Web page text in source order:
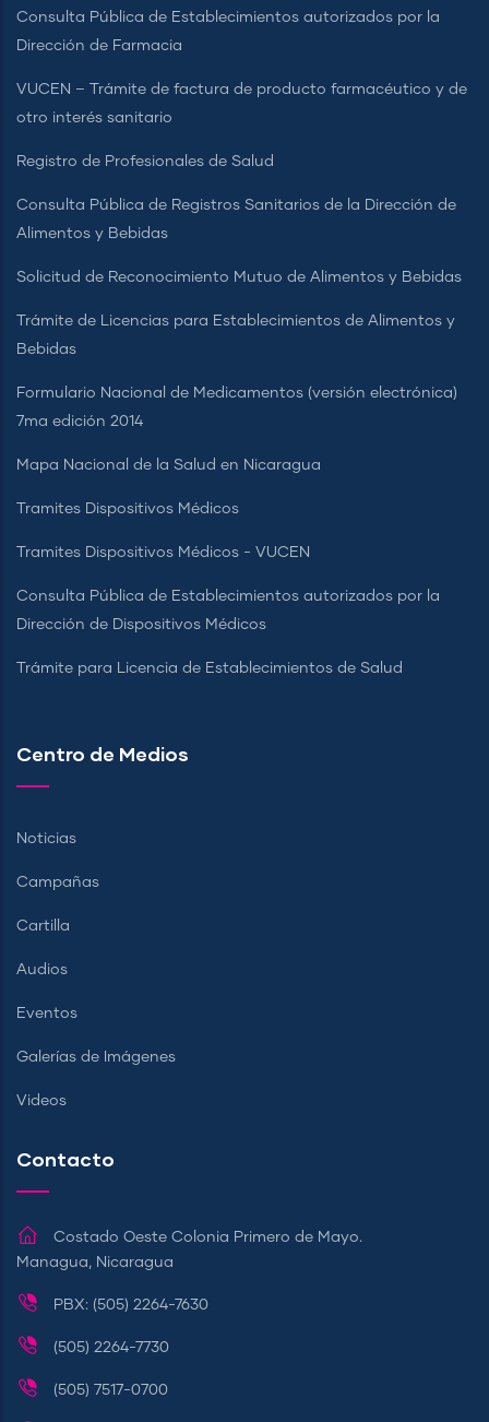
Consulta Pública de Establecimientos autorizados por la
Dirección de Farmacia
VUCEN – Trámite de factura de producto farmacéutico y de
otro interés sanitario
Registro de Profesionales de Salud
Consulta Pública de Registros Sanitarios de la Dirección de
Alimentos y Bebidas
Solicitud de Reconocimiento Mutuo de Alimentos y Bebidas
Trámite de Licencias para Establecimientos de Alimentos y
Bebidas
Formulario Nacional de Medicamentos (versión electrónica)
7ma edición 2014
Mapa Nacional de la Salud en Nicaragua
Tramites Dispositivos Médicos
Tramites Dispositivos Médicos - VUCEN
Consulta Pública de Establecimientos autorizados por la
Dirección de Dispositivos Médicos
Trámite para Licencia de Establecimientos de Salud
Centro de Medios
Noticias
Campañas
Cartilla
Audios
Eventos
Galerías de Imágenes
Videos
Contacto
Costado Oeste Colonia Primero de Mayo.
Managua, Nicaragua
PBX: (505) 2264-7630
(505) 2264-7730
(505) 7517-0700